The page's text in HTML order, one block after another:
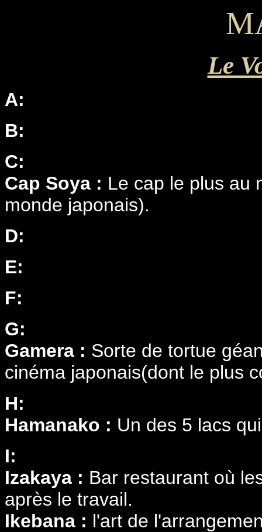
Le
A:
B:
C:
Cap Soya : Le cap le plus au
monde japonais).
D:
E:
F:
G:
Gamera : Sorte de tortue
cinéma japonais(dont le plus
H:
Hamanako : Un des 5 lacs
I:
Izakaya : Bar restaurant où
après le travail.
Ikebana : l'art de